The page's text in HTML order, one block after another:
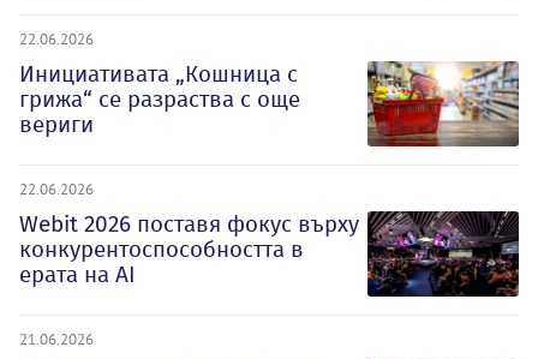
22.06.2026
Инициативата „Кошница с
грижа“ се разраства с още
вериги
22.06.2026
Webit 2026 поставя фокус върху
конкурентоспособността в
ерата на AI
21.06.2026